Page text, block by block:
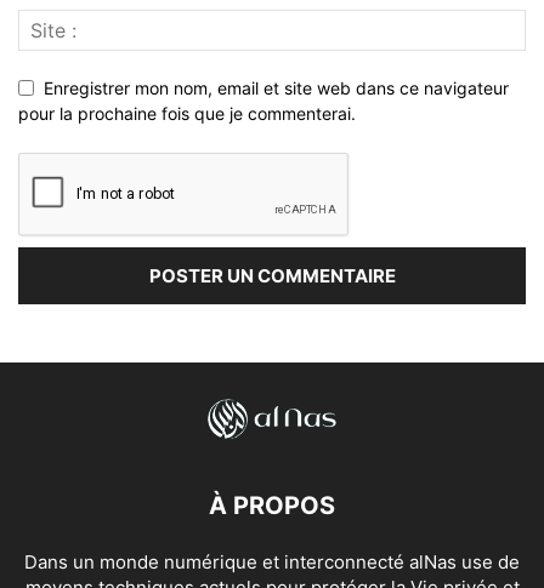
Enregistrer mon nom, email et site web dans ce navigateur
pour la prochaine fois que je commenterai.
À PROPOS
Dans un monde numérique et interconnecté alNas use de